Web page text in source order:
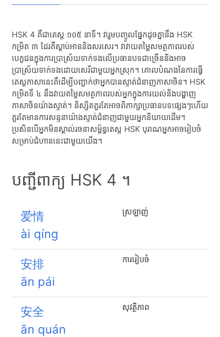
HSK 4 គឺជាតេស្ត ១០៥ នាទី។ វារួមបញ្ចូលផ្នែកដូចគ្នានឹង HSK
កម្រិត ៣ ដែរគឺស្តាប់អាននិងសរសេរ។ វាវាយតម្លៃសមត្ថភាពរបស់
បេក្ខជនក្នុងការប្រាស្រ័យទាក់ទងលើប្រធានបទជាច្រើននិងអាច
ប្រាស្រ័យទាក់ទងដោយសេរីជាមួយអ្នកស្រុក។ គោលបំណងនៃការធ្វើ
តេស្តភាសានេះគឺដើម្បីបញ្ជាក់ថាអ្នកបានស្ទាត់ជំនាញភាសាចិន។ HSK
កម្រិតទី ៤ នឹងវាយតម្លៃសមត្ថភាពរបស់អ្នកក្នុងការយល់និងបង្ហាញ
ភាសាចិនយ៉ាងស្ទាត់។ និស្សិតគួរតែអាចពិភាក្សាប្រធានបទផ្សេងៗហើយ
គួរតែមានការសន្ទនាយ៉ាងស្ទាត់ជំនាញជាមួយអ្នកនិយាយដើម។
ប្រសិនបើអ្នកមិនស្គាល់រចនាសម្ព័ន្ធតេស្ត HSK បុរាណអ្នកអាចរៀបចំ
សម្រាប់ជំហាននេះជាមួយយើង។
បញ្ជីពាក្យ HSK 4 ។
爱情
ài qíng
ស្រឡាញ់
安排
ān pái
ការរៀបចំ
安全
ān quán
សុវត្ថិភាព